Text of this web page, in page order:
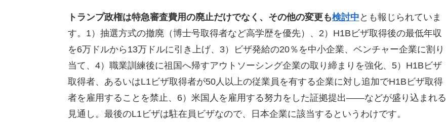
トランプ政権は特急審査費用の廃止だけでなく、その他の変更も検討中 とも報じられていま
す。1）抽選方式の撤廃（博士号取得者など高学歴を優先）、2）H1Bビザ取得後の最低年収
を6万ドルから13万ドルに引き上げ、3）ビザ発給の20％を中小企業、ベンチャー企業に割り
当て、4）職業訓練後に祖国へ帰すアウトソーシング企業の取り締まりを強化、5）H1Bビザ
取得者、あるいはL1ビザ取得者が50人以上の従業員を有する企業に対し追加でH1Bビザ取得
者を雇用することを禁止、6）米国人を雇用する努力をした証拠提出——などが盛り込まれる
見通し。最後のL1ビザは駐在員ビザなので、日本企業に該当するというわけです。